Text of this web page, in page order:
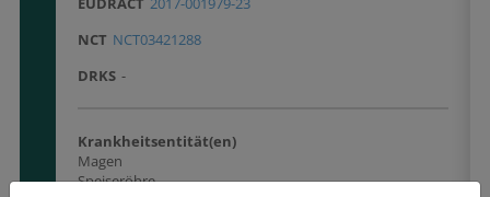
NCT NCT03421288
DRKS -
Krankheitsentität(en)
Magen
Speiseröhre